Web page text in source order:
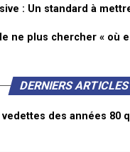
: Un standard à
ne plus chercher « où
DERNIERS ARTICLES
vedettes des années 80